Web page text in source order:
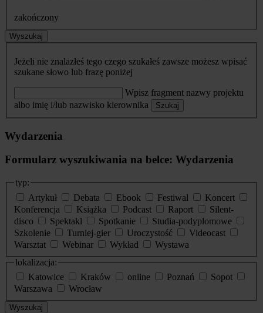
zakończony
Wyszukaj
Jeżeli nie znalazłeś tego czego szukałeś zawsze możesz wpisać
szukane słowo lub frazę poniżej
Wpisz fragment nazwy projektu
albo imię i/lub nazwisko kierownika
Szukaj
Wydarzenia
Formularz wyszukiwania na belce: Wydarzenia
typ:
Artykuł
Debata Ebook Festiwal
Koncert
Konferencja
Książka Podcast Raport
Silent-
disco
Spektakl Spotkanie
Studia-podyplomowe
Szkolenie
Turniej-gier Uroczystość
Videocast
Warsztat
Webinar Wykład
Wystawa
lokalizacja:
Katowice
Kraków online Poznań
Sopot
Warszawa
Wrocław
Wyszukaj